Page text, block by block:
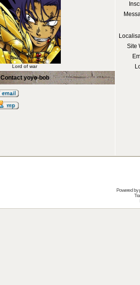
Lord of war
Site
Contact yoyo-bob
Powered by